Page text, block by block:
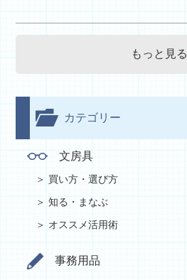
もっと見る
カテゴリー
文房具
買い方・選び方
知る・まなぶ
オススメ活用術
事務用品